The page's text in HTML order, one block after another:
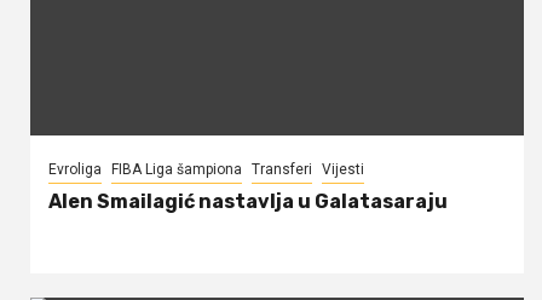
Evroliga FIBA Liga šampiona Transferi Vijesti
Alen Smailagić nastavlja u Galatasaraju